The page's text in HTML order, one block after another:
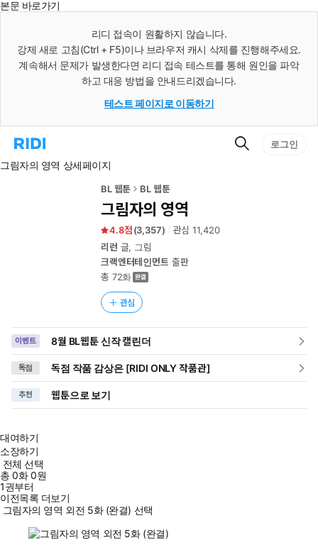
본문 바로가기
리디 접속이 원활하지 않습니다.
강제 새로 고침(Ctrl + F5)이나 브라우저 캐시 삭제를 진행해주세요.
계속해서 문제가 발생한다면 리디 접속 테스트를 통해 원인을 파악
하고 대응 방법을 안내드리겠습니다.
테스트 페이지로 이동하기
리
홈
검
로그인
그림자의 영역 상세페이지
BL 웹툰 BL 웹툰
그림자의 영역
4.8 (3,357) 관심11,420
리런 글, 그림
크랙엔터테인먼트 출판
총 72화
관심
이벤트 8월 BL웹툰 신작 캘린더
독점 독점 작품 감상은 [RIDI ONLY 작품관]
추천 웹툰으로 보기
대여하기
소장하기
전체 선택
총0화0원
1권부터
이전목록 더보기
그림자의 영역 외전 5화 (완결) 선택